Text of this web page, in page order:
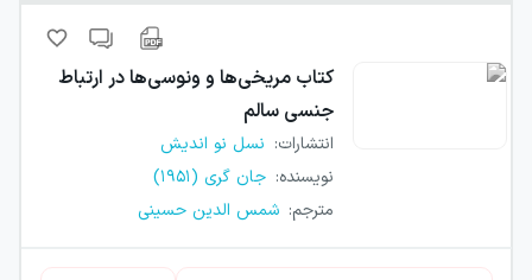
کتاب مریخی‌ها و ونوسی‌ها در ارتباط
جنسی سالم
انتشارات: نسل نو اندیش
نویسنده: جان گری (۱۹۵۱)
مترجم: شمس الدین حسینی